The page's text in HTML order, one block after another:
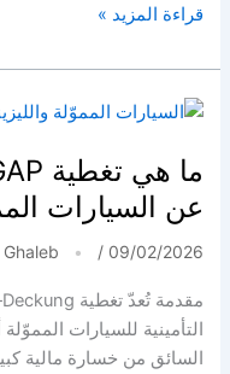
احتيال
اللغة
والتجنيس
ألمانيا:
شبكات
منظمة
وعواقب
خطيرة
قراءة المزيد »
عن السيارات
/ 09/02/2026
التأمينية للسيارات
السائق من خسارة مالية